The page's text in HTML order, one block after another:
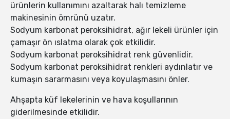
ürünlerin kullanımını azaltarak halı temizleme
makinesinin ömrünü uzatır.
Sodyum karbonat peroksihidrat, ağır lekeli ürünler için
çamaşır ön ıslatma olarak çok etkilidir.
Sodyum karbonat peroksihidrat renk güvenlidir.
Sodyum karbonat peroksihidrat renkleri aydınlatır ve
kumaşın sararmasını veya koyulaşmasını önler.
Ahşapta küf lekelerinin ve hava koşullarının
giderilmesinde etkilidir.